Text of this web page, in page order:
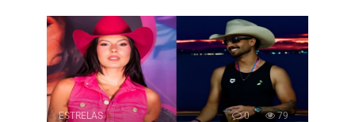
ESTRELAS 0 79